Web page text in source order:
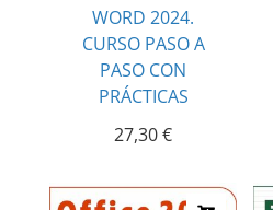
WORD 2024.
CURSO PASO A
PASO CON
PRÁCTICAS
27,30€